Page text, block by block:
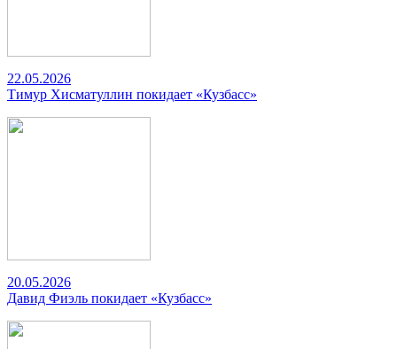
22.05.2026
Тимур Хисматуллин покидает «Кузбасс»
20.05.2026
Давид Фиэль покидает «Кузбасс»